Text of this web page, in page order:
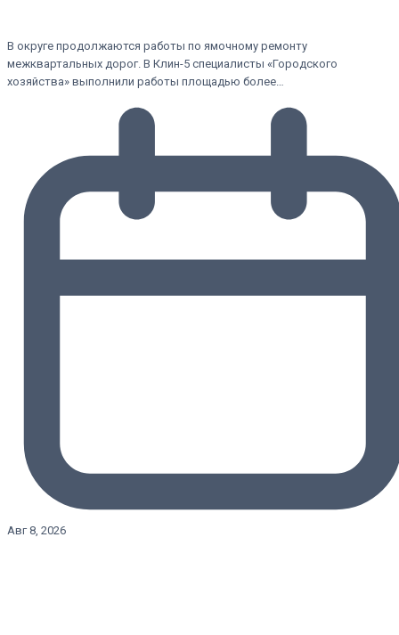
В округе продолжаются работы по ямочному ремонту
межквартальных дорог. В Клин-5 специалисты «Городского
хозяйства» выполнили работы площадью более…
Авг 8, 2026